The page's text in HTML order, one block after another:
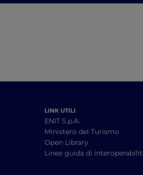
LINK UTILI
ENIT S.p.A.
Ministero del Turismo
Open Library
Linee guida di